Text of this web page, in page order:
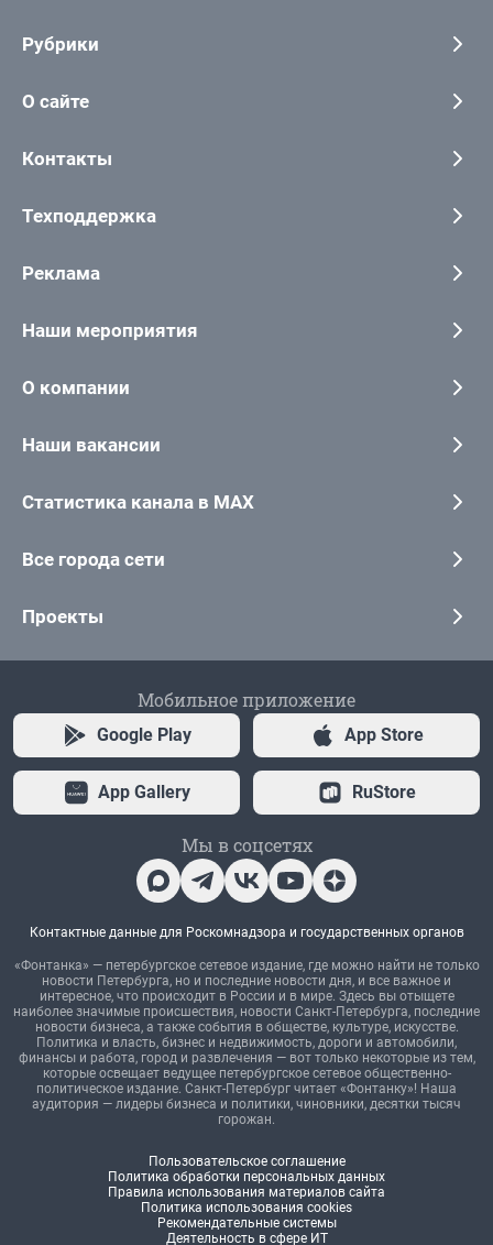
Рубрики
О сайте
Контакты
Техподдержка
Реклама
Наши мероприятия
О компании
Наши вакансии
Статистика канала в MAX
Все города сети
Проекты
Мобильное приложение
Google Play App Store
App Gallery RuStore
Мы в соцсетях
Контактные данные для Роскомнадзора и государственных органов
«Фонтанка» — петербургское сетевое издание, где можно найти не только
новости Петербурга, но и последние новости дня, и все важное и
интересное, что происходит в России и в мире. Здесь вы отыщете
наиболее значимые происшествия, новости Санкт-Петербурга, последние
новости бизнеса, а также события в обществе, культуре, искусстве.
Политика и власть, бизнес и недвижимость, дороги и автомобили,
финансы и работа, город и развлечения — вот только некоторые из тем,
которые освещает ведущее петербургское сетевое общественно-
политическое издание. Санкт-Петербург читает «Фонтанку»! Наша
аудитория — лидеры бизнеса и политики, чиновники, десятки тысяч
горожан.
Пользовательское соглашение
Политика обработки персональных данных
Правила использования материалов сайта
Политика использования cookies
Рекомендательные системы
Деятельность в сфере ИТ